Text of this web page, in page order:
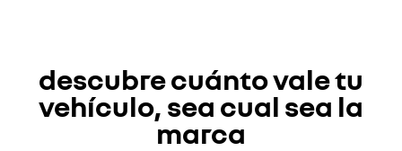
descubre cuánto vale tu
vehículo, sea cual sea la
marca